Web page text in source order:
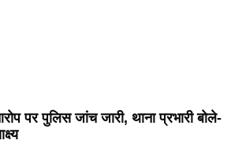
पर पुलिस जांच जारी, थाना प्रभारी बोले-